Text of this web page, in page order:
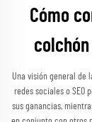
Cómo
Una visión general de
redes sociales o SEO
sus ganancias,